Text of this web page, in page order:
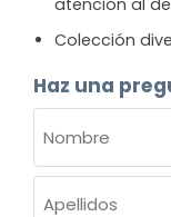
atención al
Colección
Haz una
(OBLIGATORIO)
Nombre